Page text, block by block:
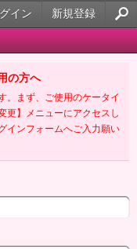
新規登録
イン
の方へ
。まず、ご使用のケータイ
更】メニューにアクセスし
インフォームへご入力願い